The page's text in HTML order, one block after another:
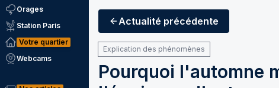
Orages
Station Paris
Votre quartier
Webcams
Actualité précédente
Explication des phénomènes
Pourquoi l'automne